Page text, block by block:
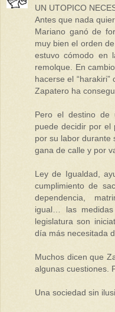
UN UTOPICO
Antes que nada
Mariano ganó de
muy bien el orden
estuvo cómodo en
remolque. En
hacerse el
Zapatero ha
Pero el destino de
puede decidir por el
por su labor durante
gana de calle y por
Ley de Igualdad,
cumplimiento de
dependencia,
igual… las
legislatura son
día más necesitada
Muchos dicen que
algunas cuestiones.
Una sociedad sin